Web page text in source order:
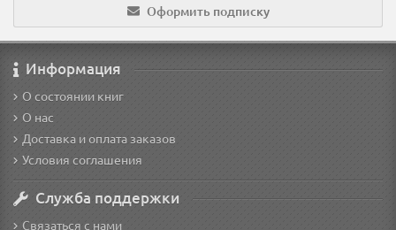
Оформить подписку
Информация
О состоянии книг
О нас
Доставка и оплата заказов
Условия соглашения
Служба поддержки
Связаться с нами